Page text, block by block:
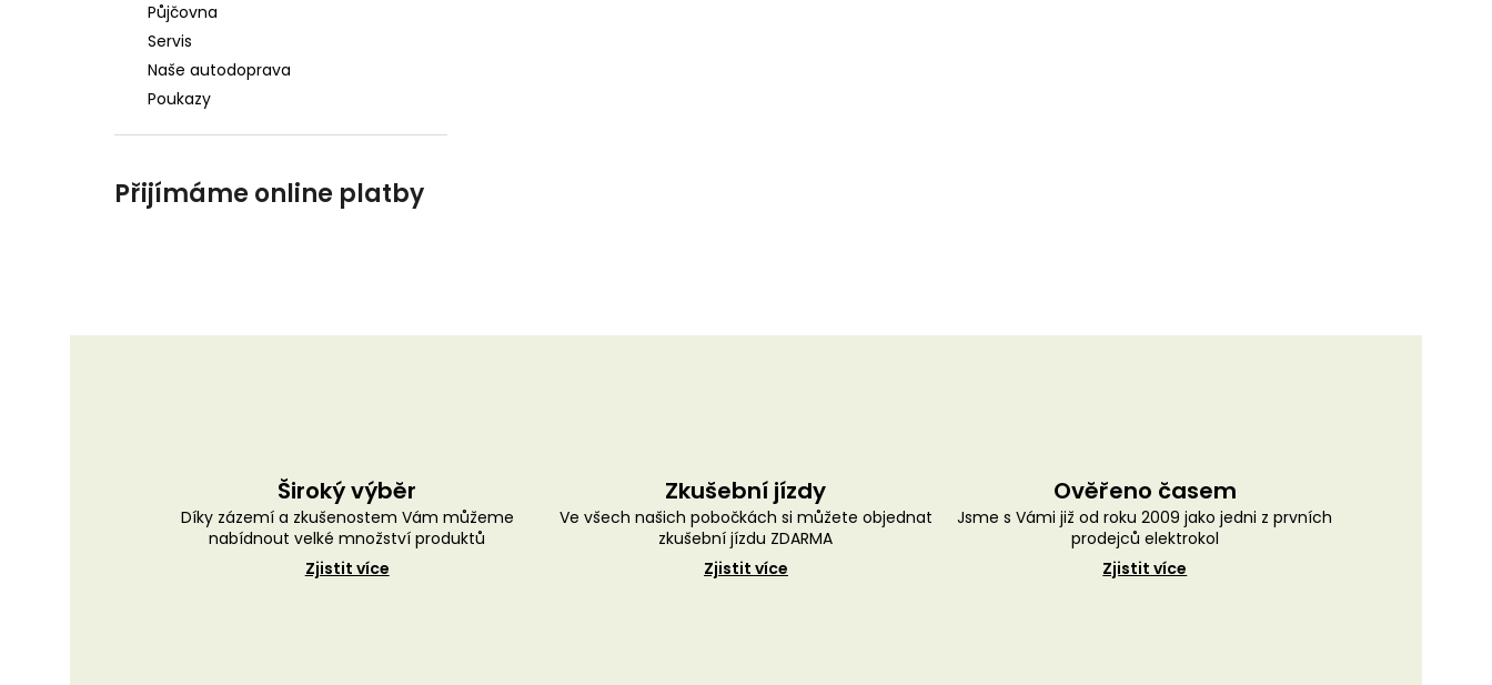
Půjčovna
Servis
Naše autodoprava
Poukazy
Přijímáme online platby
Široký výběr
Díky zázemí a zkušenostem Vám můžeme
nabídnout velké množství produktů
Zjistit více
Zkušební jízdy
Ve všech našich pobočkách si můžete objednat
zkušební jízdu ZDARMA
Zjistit více
Ověřeno časem
Jsme s Vámi již od roku 2009 jako jedni z prvních
prodejců elektrokol
Zjistit více